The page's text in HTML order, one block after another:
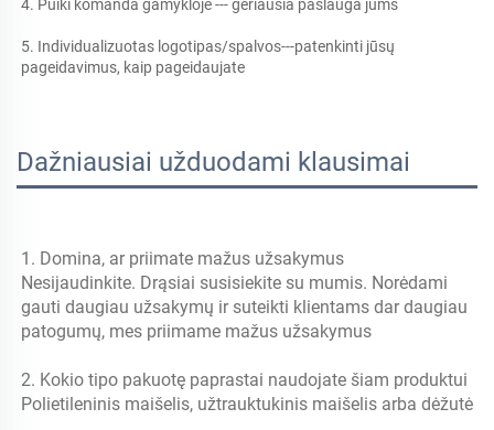
4. Puiki komanda gamykloje --- geriausia paslauga jums
5. Individualizuotas logotipas/spalvos---patenkinti jūsų
pageidavimus, kaip pageidaujate
Dažniausiai užduodami klausimai
1. Domina, ar priimate mažus užsakymus
Nesijaudinkite. Drąsiai susisiekite su mumis. Norėdami
gauti daugiau užsakymų ir suteikti klientams dar daugiau
patogumų, mes priimame mažus užsakymus
2. Kokio tipo pakuotę paprastai naudojate šiam produktui